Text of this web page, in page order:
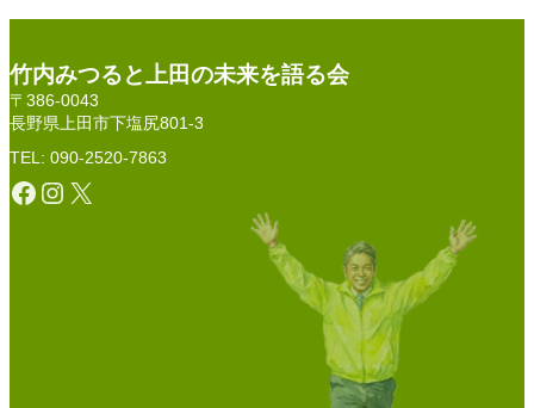
竹内みつると上田の未来を語る会
〒386-0043
長野県上田市下塩尻801-3
TEL: 090-2520-7863
Facebook Instagram X